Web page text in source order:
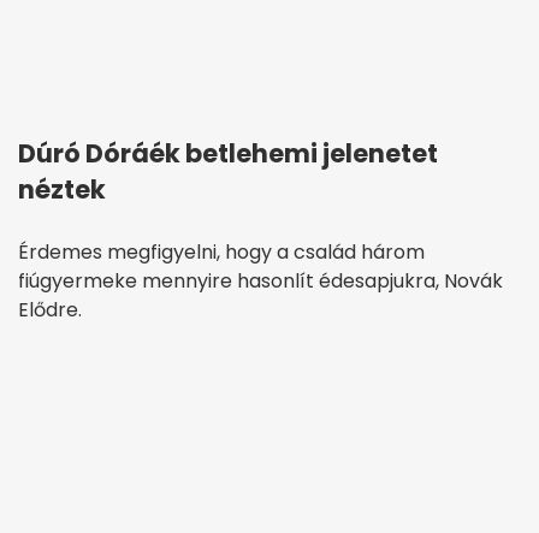
Dúró Dóráék betlehemi jelenetet
néztek
Érdemes megfigyelni, hogy a család három
fiúgyermeke mennyire hasonlít édesapjukra, Novák
Elődre.